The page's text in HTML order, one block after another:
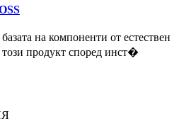
на компоненти от естествен
продукт според инст�